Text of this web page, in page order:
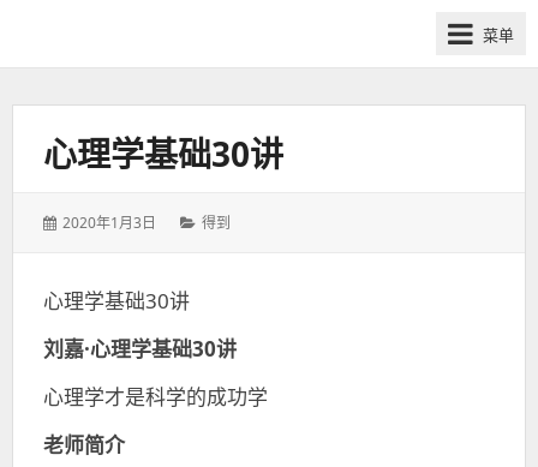
筹
群-
菜单
心理学基础30讲
发
2020年1月3日
分
得到
心理学基础30讲
刘嘉·心理学基础30讲
心理学才是科学的成功学
老师简介